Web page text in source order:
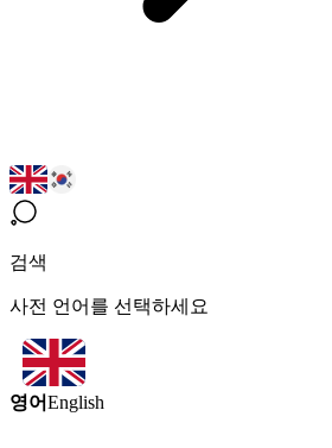
검색
사전 언어를 선택하세요
영어English